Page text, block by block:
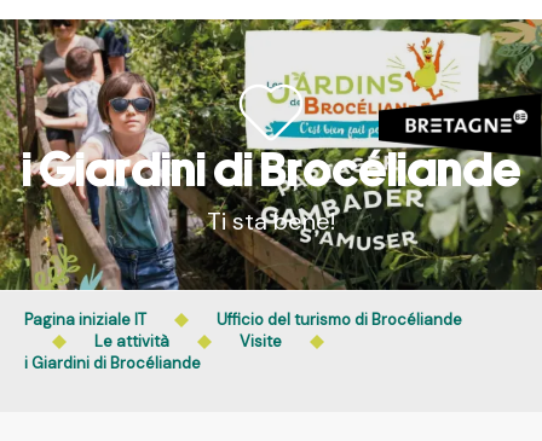
Aller
au
contenu
principal
i Giardini di Brocéliande
Ti sta bene!
Pagina iniziale IT
Ufficio del turismo di Brocéliande
Le attività
Visite
i Giardini di Brocéliande